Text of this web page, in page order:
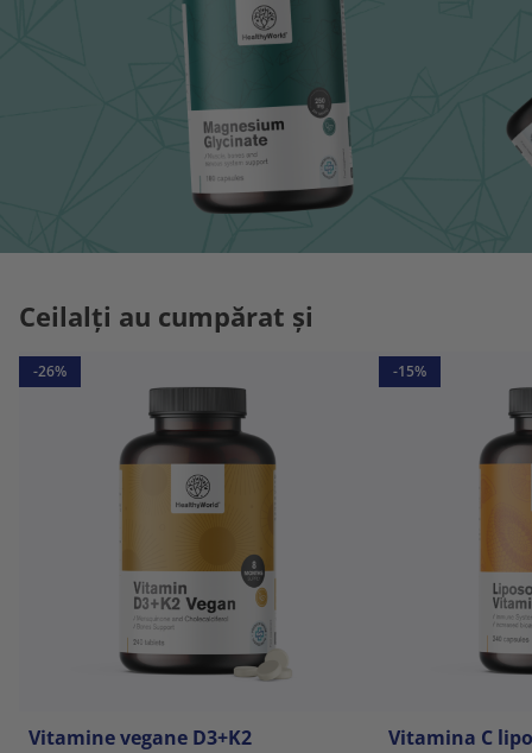
Ceilalți au cumpărat și
-26%
Vitamine vegane D3+K2
-15%
Vitamina C